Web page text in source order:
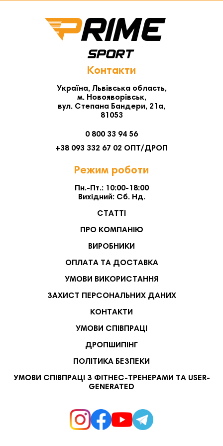
Контакти
Україна, Львівська область,
м. Новояворівськ,
вул. Степана Бандери, 21а,
81053
0 800 33 94 56
+38 093 332 67 02 ОПТ/ДРОП
Режим роботи
Пн.-Пт.: 10:00-18:00
Вихідний: Сб. Нд.
СТАТТІ
ПРО КОМПАНІЮ
ВИРОБНИКИ
ОПЛАТА ТА ДОСТАВКА
УМОВИ ВИКОРИСТАННЯ
ЗАХИСТ ПЕРСОНАЛЬНИХ ДАНИХ
КОНТАКТИ
УМОВИ СПІВПРАЦІ
ДРОПШИПІНГ
ПОЛІТИКА БЕЗПЕКИ
УМОВИ СПІВПРАЦІ З ФІТНЕС-ТРЕНЕРАМИ ТА USER-
GENERATED